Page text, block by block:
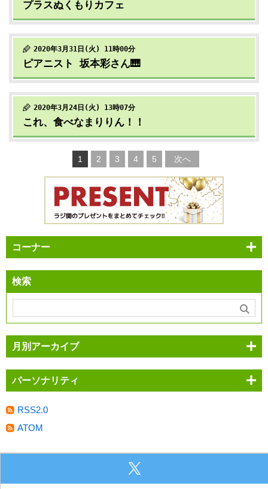
プラスぬくもりカフェ
2020年3月31日(火) 11時00分
ピアニスト 坂本彩さん🎹
2020年3月24日(火) 13時07分
これ、食べなまりりん！！
1 2 3 4 5 次へ
コーナー
検索
月別アーカイブ
パーソナリティ
RSS2.0
ATOM